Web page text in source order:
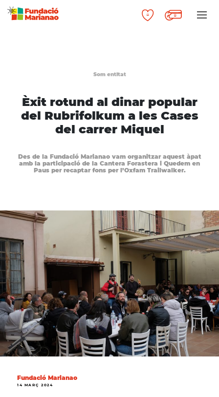
Som entitat
Èxit rotund al dinar popular
del Rubrifolkum a les Cases
del carrer Miquel
Des de la Fundació Marianao vam organitzar aquest àpat
amb la participació de la Cantera Forastera i Quedem en
Paus per recaptar fons per l’Oxfam Trailwalker.
Fundació Marianao
14 MARÇ 2024